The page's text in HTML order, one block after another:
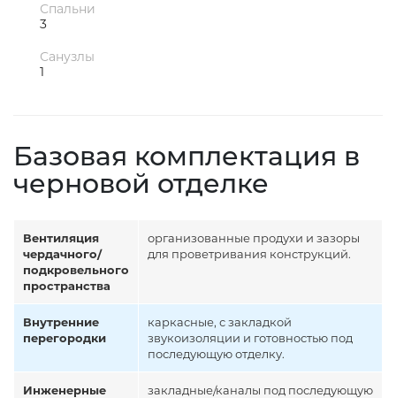
Спальни
3
Санузлы
1
Базовая комплектация в
черновой отделке
Вентиляция
чердачного/
подкровельного
пространства
организованные продухи и зазоры
для проветривания конструкций.
Внутренние
перегородки
каркасные, с закладкой
звукоизоляции и готовностью под
последующую отделку.
Инженерные
закладные/каналы под последующую